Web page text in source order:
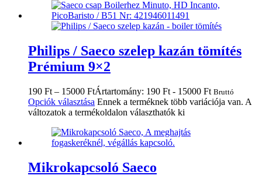
Philips / Saeco szelep kazán tömítés
Prémium 9×2
190 Ft – 15000 FtÁrtartomány: 190 Ft - 15000 Ft Bruttó
Opciók választása Ennek a terméknek több variációja van. A
változatok a termékoldalon választhatók ki
Mikrokapcsoló Saeco